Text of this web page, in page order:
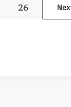
26